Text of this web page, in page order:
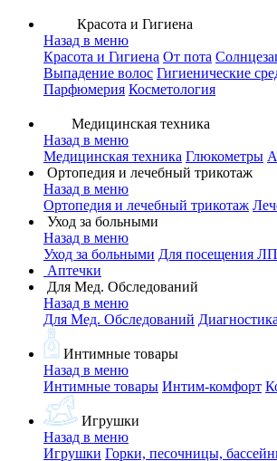
Красота и Гигиена
Назад в меню
Красота и Гигиена От пота
Выпадение волос Гигиенические
Парфюмерия Косметология
Медицинская техника
Назад в меню
Медицинская техника Глюкометры
Ортопедия и лечебный трикотаж
Назад в меню
Ортопедия и лечебный трикотаж
Уход за больными
Назад в меню
Уход за больными Для посещения
Аптечки
Для Мед. Обследований
Назад в меню
Для Мед. Обследований
Интимные товары
Назад в меню
Интимные товары Интим-комфорт
Игрушки
Назад в меню
Игрушки Горки, песочницы,